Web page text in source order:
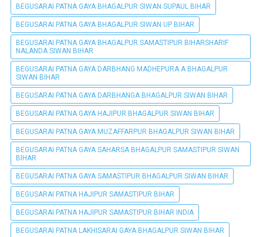
BEGUSARAI PATNA GAYA BHAGALPUR SIWAN SUPAUL BIHAR
BEGUSARAI PATNA GAYA BHAGALPUR SIWAN UP BIHAR
BEGUSARAI PATNA GAYA BHAGALPUR SAMASTIPUR BIHARSHARIF
NALANDA SIWAN BIHAR
BEGUSARAI PATNA GAYA DARBHANG MADHEPURA A BHAGALPUR
SIWAN BIHAR
BEGUSARAI PATNA GAYA DARBHANGA BHAGALPUR SIWAN BIHAR
BEGUSARAI PATNA GAYA HAJIPUR BHAGALPUR SIWAN BIHAR
BEGUSARAI PATNA GAYA MUZAFFARPUR BHAGALPUR SIWAN BIHAR
BEGUSARAI PATNA GAYA SAHARSA BHAGALPUR SAMASTIPUR SIWAN
BIHAR
BEGUSARAI PATNA GAYA SAMASTIPUR BHAGALPUR SIWAN BIHAR
BEGUSARAI PATNA HAJIPUR SAMASTIPUR BIHAR
BEGUSARAI PATNA HAJIPUR SAMASTIPUR BIHAR INDIA
BEGUSARAI PATNA LAKHISARAI GAYA BHAGALPUR SIWAN BIHAR